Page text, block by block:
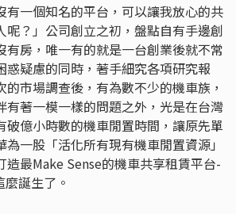
有一個知名的平台，可以讓我放心的共
呢？」公司創立之初，盤點自有手邊創
有房，唯一有的就是一台創業後就不常
惑疑慮的同時，著手細究各項研究報
市場調查後，有為數不少的機車族，
有著一模一樣的問題之外，光是在台灣
破億小時數的機車閒置時間，讓原先單
一股「活化所有現有機車閒置資源」
造最Make Sense的機車共享租賃平台-
誕生了。